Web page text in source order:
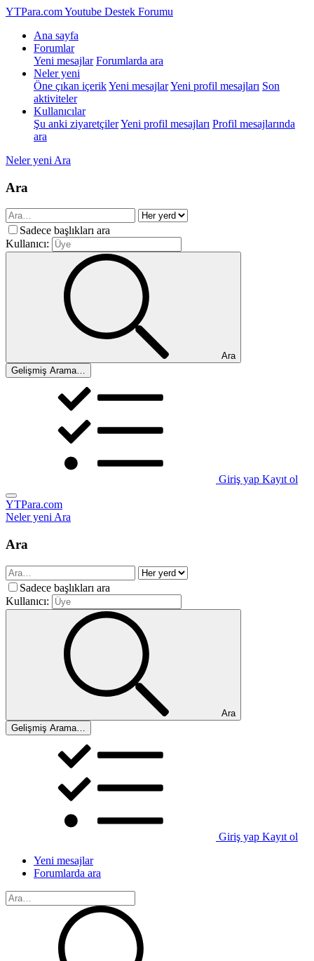
YTPara.comYoutube Destek Forumu
Ana sayfa
Forumlar
Yeni mesajlar Forumlarda ara
Neler yeni
Öne çıkan içerikYeni mesajlarYeni profil mesajları Son
aktiviteler
Kullanıcılar
Şu anki ziyaretçilerYeni profil mesajları Profil mesajlarında
ara
Neler yeni Ara
Ara
Sadece başlıkları ara
Kullanıcı:
Ara
Gelişmiş Arama…
Giriş yap Kayıt ol
YTPara.com
Neler yeniAra
Ara
Sadece başlıkları ara
Kullanıcı:
Ara
Gelişmiş Arama…
Giriş yap Kayıt ol
Yeni mesajlar
Forumlarda ara